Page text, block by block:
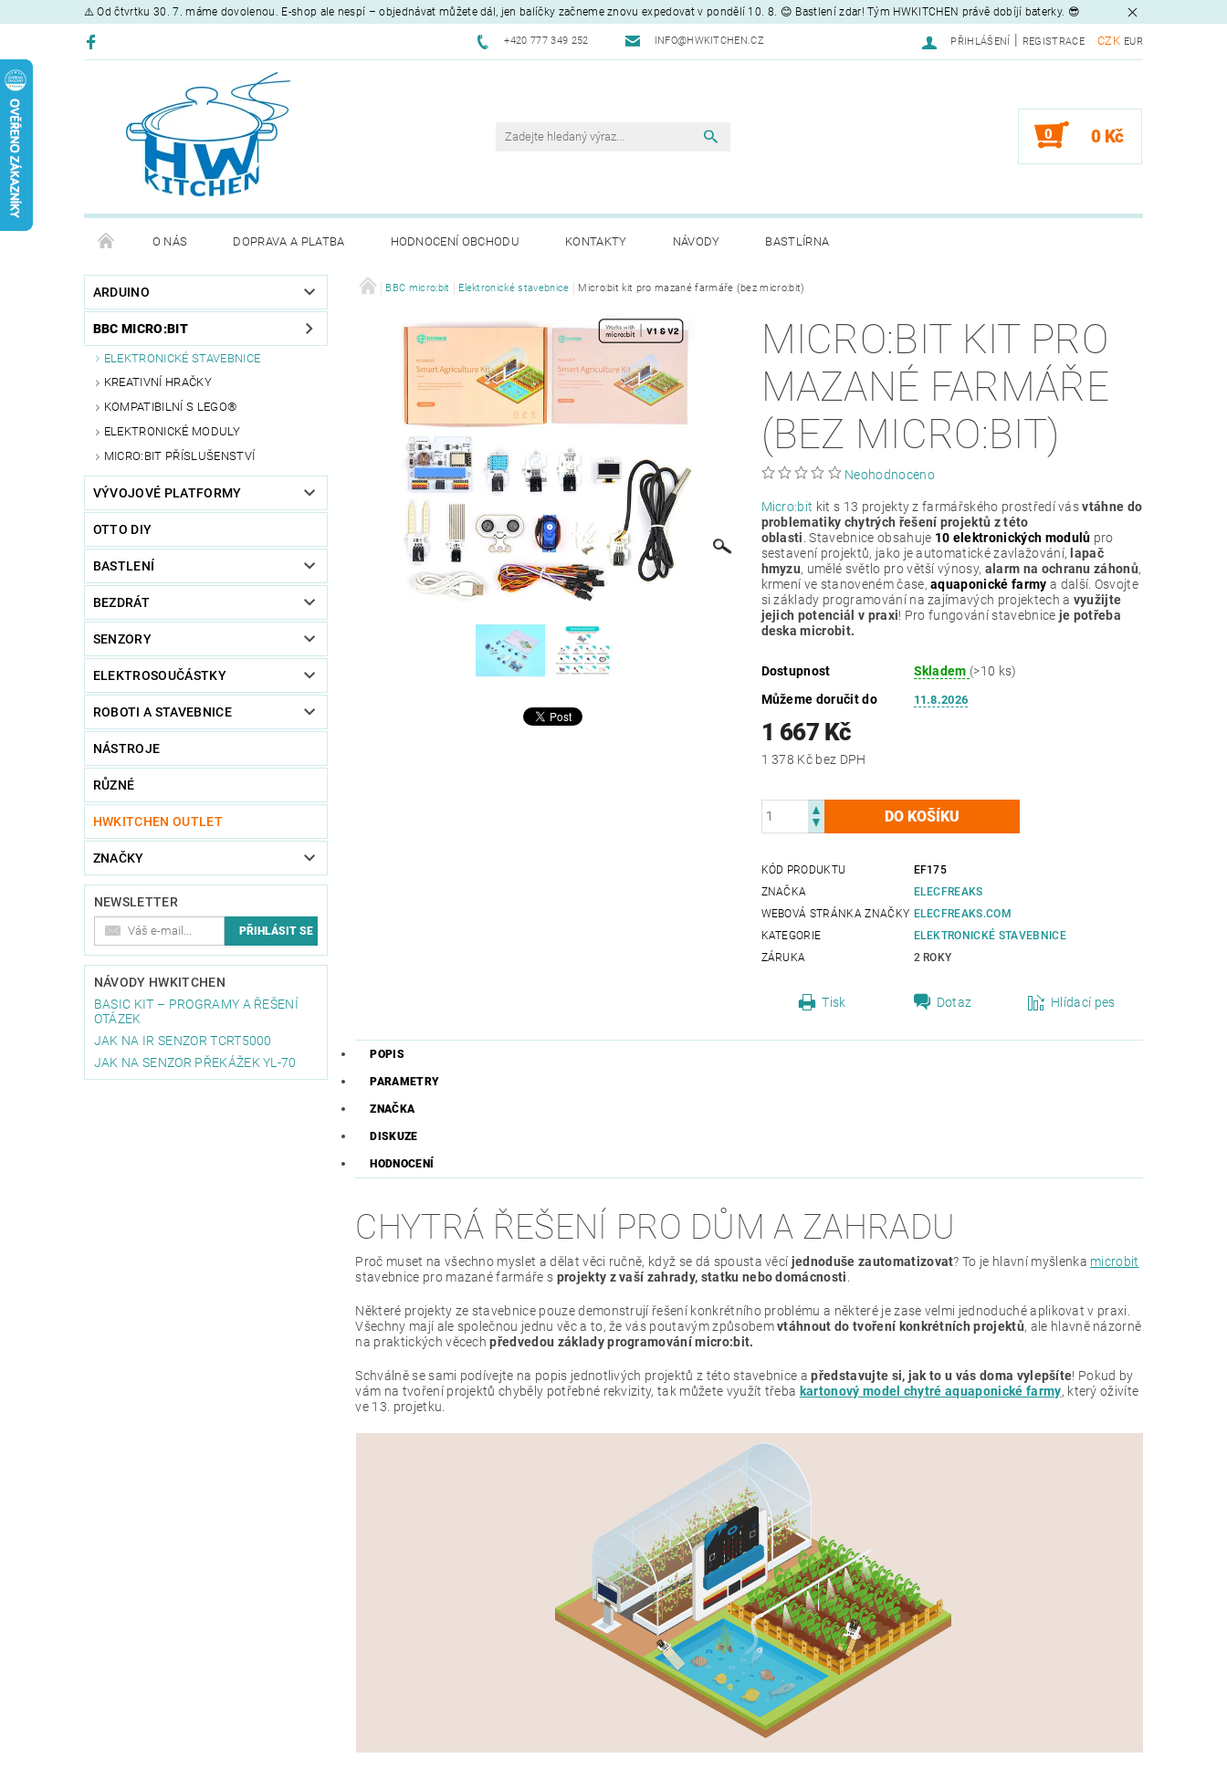
⚠️ Od čtvrtku 30. 7. máme dovolenou. E-shop ale nespí – objednávat můžete dál, jen balíčky začneme znovu expedovat v pondělí 10. 8. 😊 Bastlení zdar! Tým HWKITCHEN právě dobíjí baterky. 😎
+420 777 349 252 INFO@HWKITCHEN.CZ CZK EUR
PŘIHLÁŠENÍ REGISTRACE
0 0 Kč
O NÁS DOPRAVA A PLATBA HODNOCENÍ OBCHODU KONTAKTY NÁVODY BASTLÍRNA
ARDUINO
BBC MICRO:BIT
ELEKTRONICKÉ STAVEBNICE
KREATIVNÍ HRAČKY
KOMPATIBILNÍ S LEGO®
ELEKTRONICKÉ MODULY
MICRO:BIT PŘÍSLUŠENSTVÍ
VÝVOJOVÉ PLATFORMY
OTTO DIY
BASTLENÍ
BEZDRÁT
SENZORY
ELEKTROSOUČÁSTKY
ROBOTI A STAVEBNICE
NÁSTROJE
RŮZNÉ
HWKITCHEN OUTLET
ZNAČKY
NEWSLETTER
NÁVODY HWKITCHEN
BASIC KIT – PROGRAMY A ŘEŠENÍ
OTÁZEK
JAK NA IR SENZOR TCRT5000
JAK NA SENZOR PŘEKÁŽEK YL-70
BBC micro:bit Elektronické stavebnice Micro:bit kit pro mazané farmáře (bez micro:bit)
MICRO:BIT KIT PRO
MAZANÉ FARMÁŘE
(BEZ MICRO:BIT)
Neohodnoceno
Micro:bit kit s 13 projekty z farmářského prostředí vásvtáhne do
problematiky chytrých řešení projektů z této
oblasti .Stavebnice obsahuje 10 elektronických modulů pro
sestavení projektů, jako je automatické zavlažování, lapač
hmyzu, umělé světlo pro větší výnosy, alarm na ochranu záhonů,
krmení ve stanoveném čase,aquaponické farmy a další. Osvojte
si základy programování na zajímavých projektech a využijte
jejich potenciál v praxi! Pro fungování stavebnice je potřeba
deska microbit.
Dostupnost Skladem (>10 ks)
Můžeme doručit do
11.8.2026
1 667 Kč
1 378 Kč bez DPH
KÓD PRODUKTU
EF175
ZNAČKA
ELECFREAKS
WEBOVÁ STRÁNKA ZNAČKY ELECFREAKS.COM
KATEGORIE
ELEKTRONICKÉ STAVEBNICE
ZÁRUKA
2 ROKY
Tisk Dotaz Hlídací pes
POPIS
PARAMETRY
ZNAČKA
DISKUZE
HODNOCENÍ
CHYTRÁ ŘEŠENÍ PRO DŮM A ZAHRADU
Proč muset na všechno myslet a dělat věci ručně, když se dá spousta věcí jednoduše zautomatizovat? To je hlavní myšlenka microbit
stavebnice pro mazané farmáře s projekty z vaší zahrady, statku nebo domácnosti
Některé projekty ze stavebnice pouze demonstrují řešení konkrétního problému a některé je zase velmi jednoduché aplikovat v praxi.
Všechny mají ale společnou jednu věc a to, že vás poutavým způsobemvtáhnout do tvoření konkrétních projektů, ale hlavně názorně
na praktických věcechpředvedou základy programování micro:bit.
Schválně se sami podívejte na popis jednotlivých projektů z této stavebnice apředstavujte si, jak to u vás doma vylepšíte! Pokud by
vám na tvoření projektů chyběly potřebné rekvizity, tak můžete využít třeba kartonový model chytré aquaponické farmy, který oživíte
ve 13. projetku.